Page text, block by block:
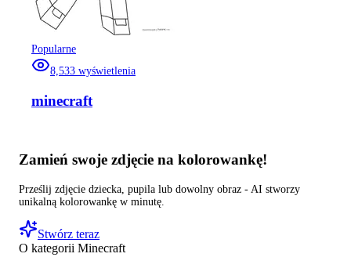
Popularne
8,533 wyświetlenia
minecraft
Zamień swoje zdjęcie na kolorowankę!
Prześlij zdjęcie dziecka, pupila lub dowolny obraz - AI stworzy
unikalną kolorowankę w minutę.
Stwórz teraz
O kategorii Minecraft